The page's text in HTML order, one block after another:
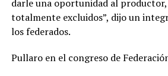
darle una oportunidad al productor,
totalmente excluidos”, dijo un
los federados.
Pullaro en el congreso de